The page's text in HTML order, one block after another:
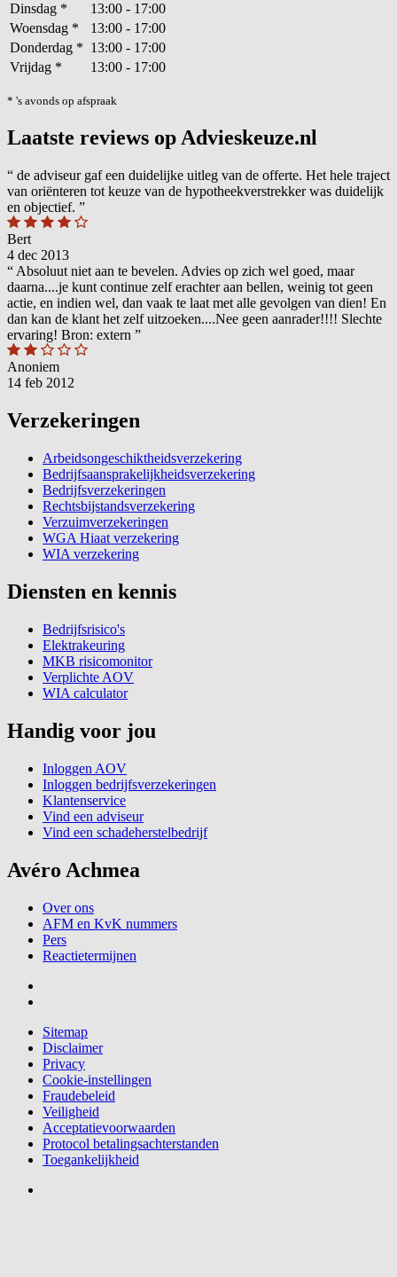
Dinsdag *
13:00 - 17:00
Woensdag *
13:00 - 17:00
Donderdag * 13:00 - 17:00
Vrijdag * 13:00 - 17:00
* 's avonds op afspraak
Laatste reviews op Advieskeuze.nl
“ de adviseur gaf een duidelijke uitleg van de offerte. Het hele traject
van oriënteren tot keuze van de hypotheekverstrekker was duidelijk
en objectief. ”
Bert
4 dec 2013
“ Absoluut niet aan te bevelen. Advies op zich wel goed, maar
daarna....je kunt continue zelf erachter aan bellen, weinig tot geen
actie, en indien wel, dan vaak te laat met alle gevolgen van dien! En
dan kan de klant het zelf uitzoeken....Nee geen aanrader!!!! Slechte
ervaring! Bron: extern ”
Anoniem
14 feb 2012
Verzekeringen
Arbeidsongeschiktheidsverzekering
Bedrijfsaansprakelijkheidsverzekering
Bedrijfsverzekeringen
Rechtsbijstandsverzekering
Verzuimverzekeringen
WGA Hiaat verzekering
WIA verzekering
Diensten en kennis
Bedrijfsrisico's
Elektrakeuring
MKB risicomonitor
Verplichte AOV
WIA calculator
Handig voor jou
Inloggen AOV
Inloggen bedrijfsverzekeringen
Klantenservice
Vind een adviseur
Vind een schadeherstelbedrijf
Avéro Achmea
Over ons
AFM en KvK nummers
Pers
Reactietermijnen
Sitemap
Disclaimer
Privacy
Cookie-instellingen
Fraudebeleid
Veiligheid
Acceptatievoorwaarden
Protocol betalingsachterstanden
Toegankelijkheid